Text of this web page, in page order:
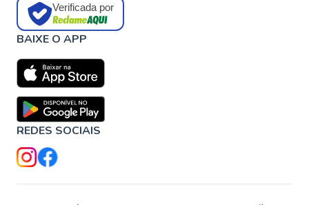
Verificada por
BAIXE O APP
REDES SOCIAIS